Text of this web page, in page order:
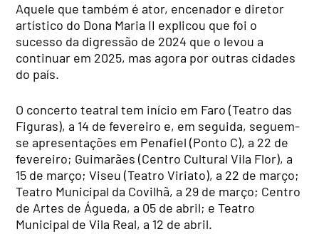
Aquele que também é ator, encenador e diretor
artístico do Dona Maria II explicou que foi o
sucesso da digressão de 2024 que o levou a
continuar em 2025, mas agora por outras cidades
do país.
O concerto teatral tem início em Faro (Teatro das
Figuras), a 14 de fevereiro e, em seguida, seguem-
se apresentações em Penafiel (Ponto C), a 22 de
fevereiro; Guimarães (Centro Cultural Vila Flor), a
15 de março; Viseu (Teatro Viriato), a 22 de março;
Teatro Municipal da Covilhã, a 29 de março; Centro
de Artes de Águeda, a 05 de abril; e Teatro
Municipal de Vila Real, a 12 de abril.